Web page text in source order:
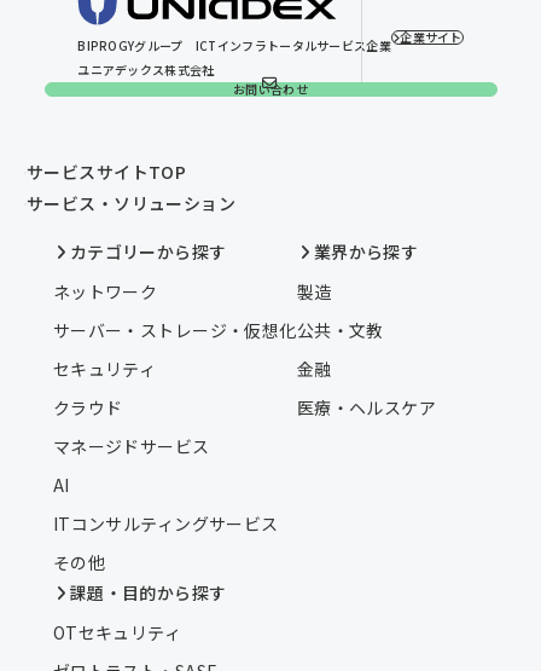
BIPROGYグループ ICTインフラトータルサービス企業
ユニアデックス株式会社
企業サイト
お問い合わせ
サービスサイトTOP
サービス・ソリューション
カテゴリーから探す
ネットワーク
サーバー・ストレージ・仮想化
セキュリティ
クラウド
マネージドサービス
AI
ITコンサルティングサービス
その他
業界から探す
製造
公共・文教
金融
医療・ヘルスケア
課題・目的から探す
OTセキュリティ